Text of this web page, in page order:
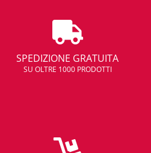
SPEDIZIONE GRATUITA
SU OLTRE 1000 PRODOTTI